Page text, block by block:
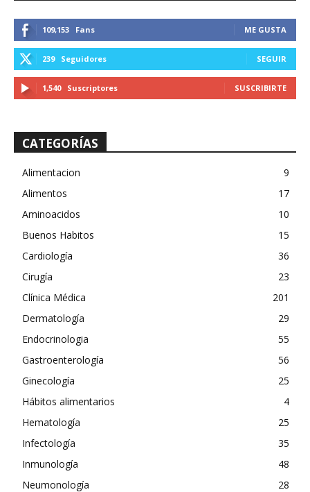
109,153 Fans ME GUSTA
239 Seguidores SEGUIR
1,540 Suscriptores SUSCRIBIRTE
CATEGORÍAS
Alimentacion
9
Alimentos
17
Aminoacidos
10
Buenos Habitos
15
Cardiología
36
Cirugía
23
Clínica Médica
201
Dermatología
29
Endocrinologia
55
Gastroenterología
56
Ginecología
25
Hábitos alimentarios
4
Hematología
25
Infectología
35
Inmunología
48
Neumonología
28